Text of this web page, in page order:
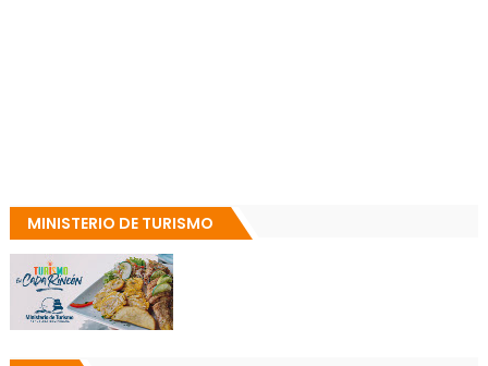
MINISTERIO DE TURISMO